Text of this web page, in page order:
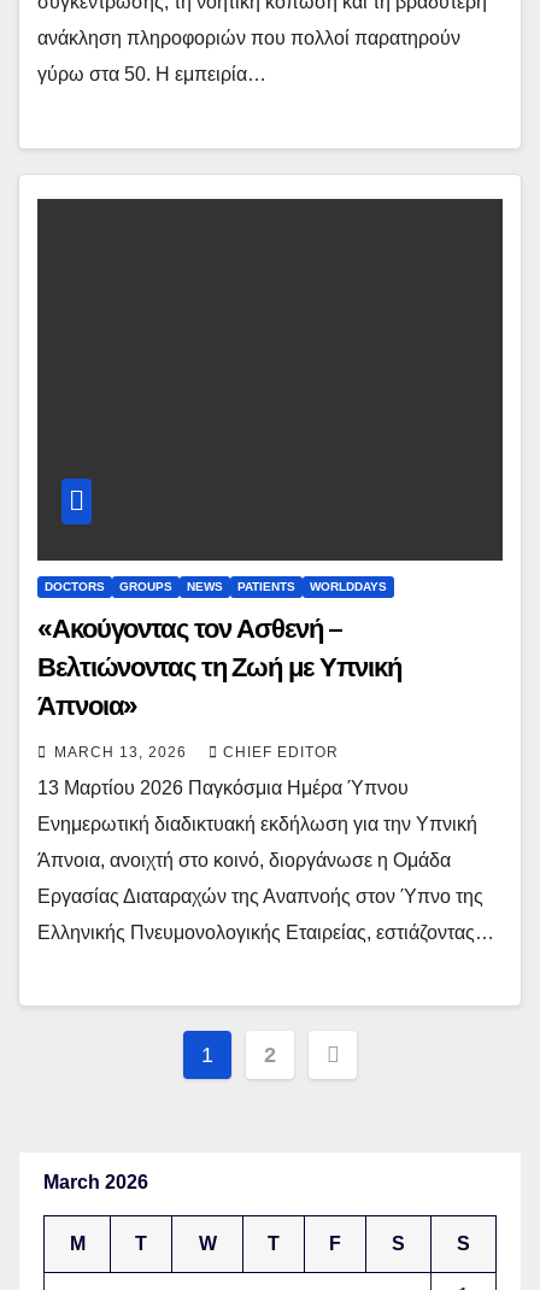
ανάκληση πληροφοριών που πολλοί παρατηρούν
γύρω στα 50. Η εμπειρία…
DOCTORS GROUPS NEWS PATIENTS WORLDDAYS
«Ακούγοντας τον Ασθενή –
Βελτιώνοντας τη Ζωή με Υπνική
Άπνοια»
MARCH 13, 2026 CHIEF EDITOR
13 Μαρτίου 2026 Παγκόσμια Ημέρα Ύπνου
Ενημερωτική διαδικτυακή εκδήλωση για την Υπνική
Άπνοια, ανοιχτή στο κοινό, διοργάνωσε η Ομάδα
Εργασίας Διαταραχών της Αναπνοής στον Ύπνο της
Ελληνικής Πνευμονολογικής Εταιρείας, εστιάζοντας…
Posts
1 2
March 2026
M T W T F S S